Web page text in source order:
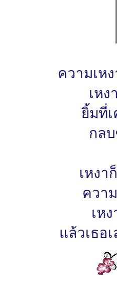
ความเห
เห
ยิ้มที่
กล
เหงา
ควา
เห
แล้วเธอ